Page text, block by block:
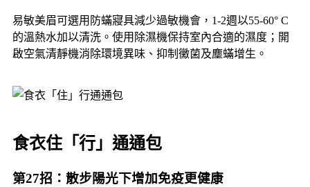
易敏美眉可選用防蟎寢具減少過敏機會，1-2週以55-60° C
的溫熱水加以清洗。使用除濕機保持室內合適的濕度；開
啟空氣清靜機消除環境異味、抑制黴菌及塵蟎增生。
食衣住「行」通通包
第27招：散步陽光下增加免疫更健康